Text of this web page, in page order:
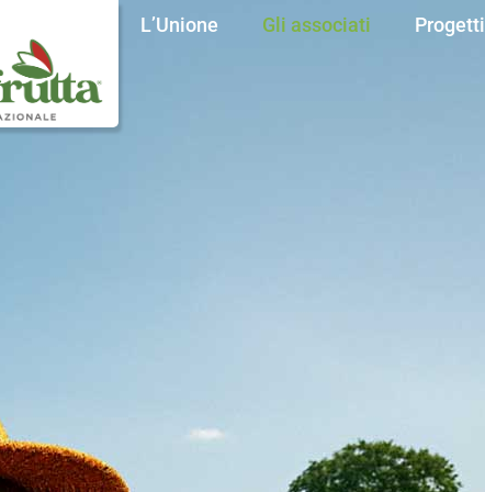
L’Unione Gli associati Progetti